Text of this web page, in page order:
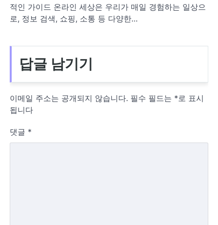
적인 가이드 온라인 세상은 우리가 매일 경험하는 일상으
로, 정보 검색, 쇼핑, 소통 등 다양한…
답글 남기기
이메일 주소는 공개되지 않습니다. 필수 필드는 * 로 표시
됩니다
댓글 *